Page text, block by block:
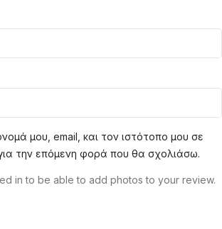
μου, email, και τον ιστότοπο μου σε
την επόμενη φορά που θα σχολιάσω.
in to be able to add photos to your review.